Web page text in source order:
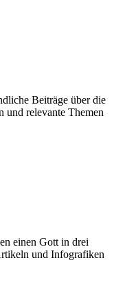
Beiträge über die
und relevante Themen
einen Gott in drei
und Infografiken